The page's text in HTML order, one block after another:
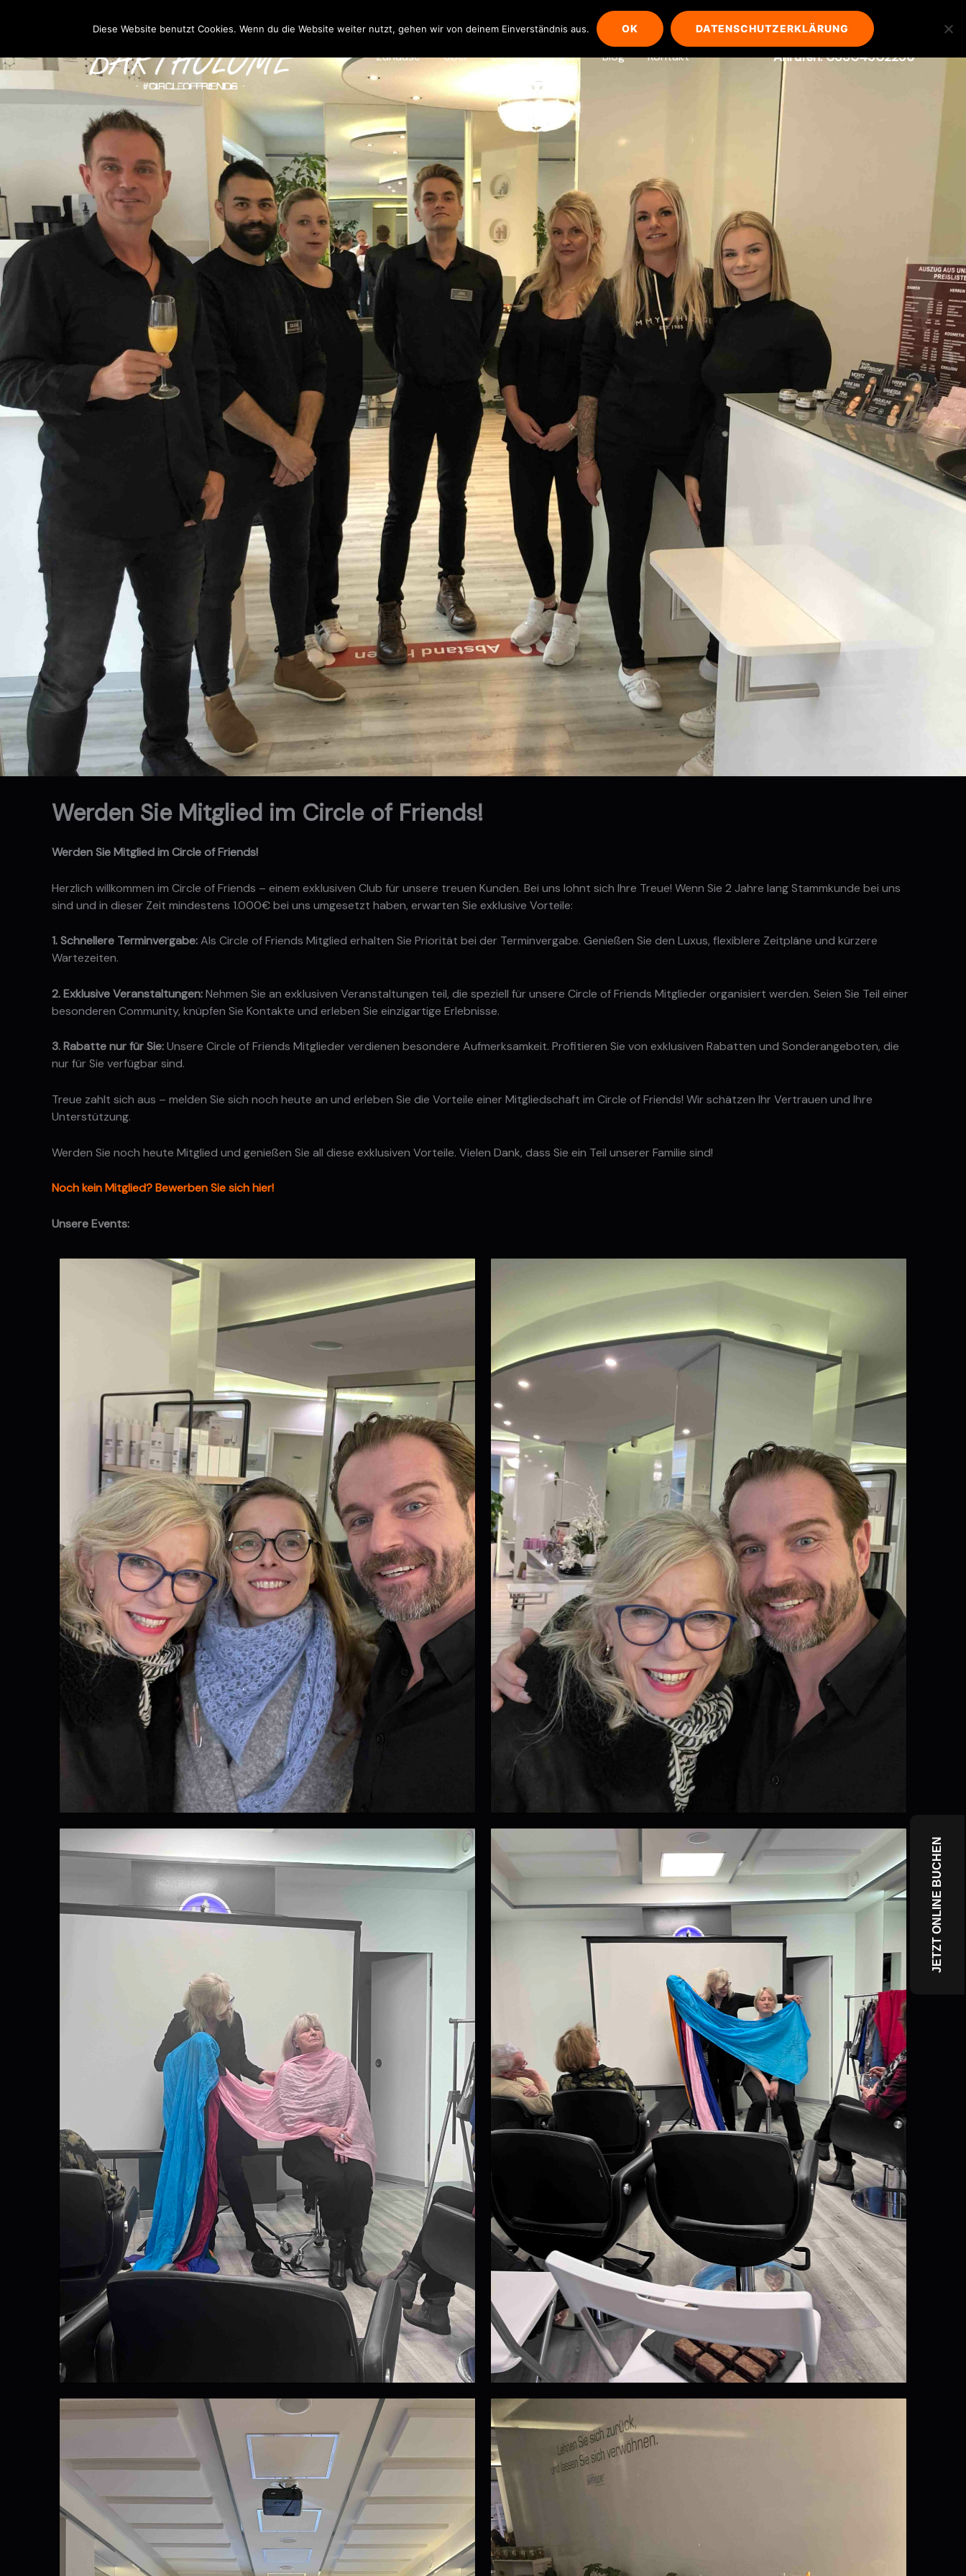
Zuhause
Über Dienstleistungen Blog Kontakt Anrufen: 03304502256
Werden Sie Mitglied im Circle of Friends!
Werden Sie Mitglied im Circle of Friends!
Herzlich willkommen im Circle of Friends – einem exklusiven Club für unsere treuen Kunden. Bei uns lohnt sich Ihre Treue! Wenn Sie 2 Jahre lang Stammkunde bei uns
sind und in dieser Zeit mindestens 1.000€ bei uns umgesetzt haben, erwarten Sie exklusive Vorteile:
1. Schnellere Terminvergabe:Als Circle of Friends Mitglied erhalten Sie Priorität bei der Terminvergabe. Genießen Sie den Luxus, flexiblere Zeitpläne und kürzere
Wartezeiten.
2. Exklusive Veranstaltungen:Nehmen Sie an exklusiven Veranstaltungen teil, die speziell für unsere Circle of Friends Mitglieder organisiert werden. Seien Sie Teil einer
besonderen Community, knüpfen Sie Kontakte und erleben Sie einzigartige Erlebnisse.
3. Rabatte nur für Sie:Unsere Circle of Friends Mitglieder verdienen besondere Aufmerksamkeit. Profitieren Sie von exklusiven Rabatten und Sonderangeboten, die
nur für Sie verfügbar sind.
Treue zahlt sich aus – melden Sie sich noch heute an und erleben Sie die Vorteile einer Mitgliedschaft im Circle of Friends! Wir schätzen Ihr Vertrauen und Ihre
Unterstützung.
Werden Sie noch heute Mitglied und genießen Sie all diese exklusiven Vorteile. Vielen Dank, dass Sie ein Teil unserer Familie sind!
Noch kein Mitglied? Bewerben Sie sich hier!
Unsere Events:
JETZT ONLINE BUCHEN
Diese Website benutzt Cookies. Wenn du die Website weiter nutzt, gehen wir von deinem Einverständnis aus. OK DATENSCHUTZERKLÄRUNG